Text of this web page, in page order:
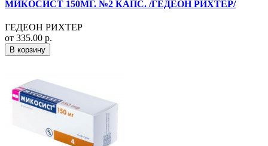
МИКОСИСТ 150МГ. №2 КАПС. /ГЕДЕОН РИХТЕР/
ГЕДЕОН РИХТЕР
от 335.00 р.
В корзину